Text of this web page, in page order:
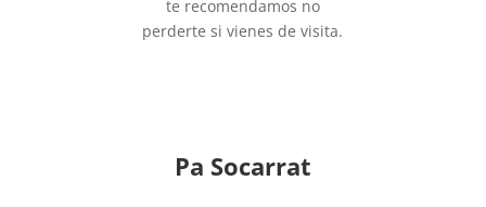
te recomendamos no
perderte si vienes de visita.
Pa Socarrat